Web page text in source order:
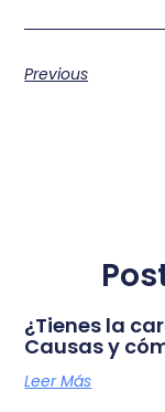
Previous
¿Tienes la
Causas y
Leer Más